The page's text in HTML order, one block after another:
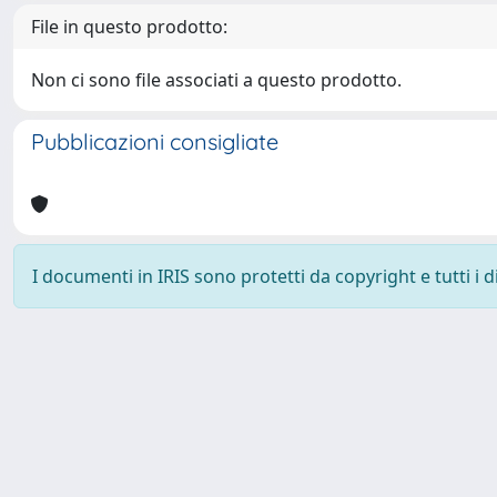
File in questo prodotto:
Non ci sono file associati a questo prodotto.
Pubblicazioni consigliate
I documenti in IRIS sono protetti da copyright e tutti i